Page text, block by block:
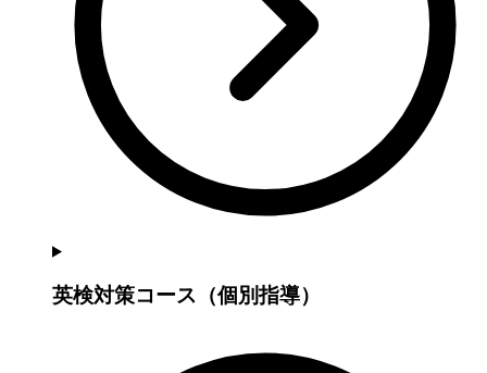
英検対策コース（個別指導）